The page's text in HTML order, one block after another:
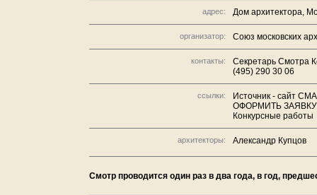
адрес: Дом архитектора,
организатор: Союз московских
контакты:
Секретарь Смотра
(495) 290 30 06
ссылки:
Источник - сайт СМА
ОФОРМИТЬ
Конкурсные работы
архитекторы: Александр Купцов
Смотр проводится один раз в два года, в год,